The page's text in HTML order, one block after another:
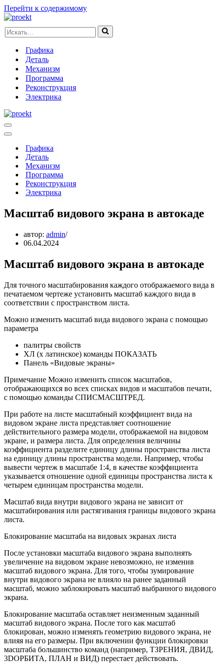
Перейти к содержимому
Искать...
Графика
Деталь
Механизм
Программа
Реконструкция
Электрика
Меню
навигации
Меню
навигацииГрафика
Деталь
Механизм
Программа
Реконструкция
Электрика
Масштаб видового экрана в автокаде
автор: admin
06.04.2024
Масштаб видового экрана в автокаде
Для точного масштабирования каждого отображаемого вида в
печатаемом чертеже установить масштаб каждого вида в
соответствии с пространством листа.
Можно изменить масштаб вида видового экрана с помощью
параметра
палитры свойств
XЛ (x латинское) команды ПОКАЗАТЬ
Панель «Видовые экраны»
Примечание Можно изменить список масштабов,
отображающихся во всех списках видов и масштабов печати,
с помощью команды СПИСМАСШТРЕД.
При работе на листе масштабный коэффициент вида на
видовом экране листа представляет соотношение
действительного размера модели, отображаемой на видовом
экране, и размера листа. Для определения величины
коэффициента разделите единицу длины пространства листа
на единицу длины пространства модели. Например, чтобы
вывести чертеж в масштабе 1:4, в качестве коэффициента
указывается отношение одной единицы пространства листа к
четырем единицам пространства модели.
Масштаб вида внутри видового экрана не зависит от
масштабирования или растягивания границы видового экрана
листа.
Блокирование масштаба на видовых экранах листа
После установки масштаба видового экрана выполнять
увеличение на видовом экране невозможно, не изменив
масштаб видового экрана. Для того, чтобы зумирование
внутри видового экрана не влияло на ранее заданный
масштаб, можно заблокировать масштаб выбранного видового
экрана.
Блокирование масштаба оставляет неизменным заданный
масштаб видового экрана. После того как масштаб
блокирован, можно изменять геометрию видового экрана, не
влияя на его размеры. При включении функции блокировки
масштаба большинство команд (например, ТЗРЕНИЯ, ДВИД,
3DОРБИТА, ПЛАН и ВИД) перестает действовать.